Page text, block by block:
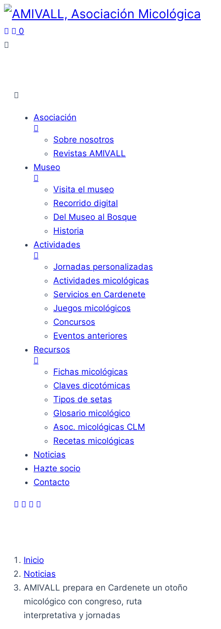
0
Asociación
Sobre nosotros
Revistas AMIVALL
Museo
Visita el museo
Recorrido digital
Del Museo al Bosque
Historia
Actividades
Jornadas personalizadas
Actividades micológicas
Servicios en Cardenete
Juegos micológicos
Concursos
Eventos anteriores
Recursos
Fichas micológicas
Claves dicotómicas
Tipos de setas
Glosario micológico
Asoc. micológicas CLM
Recetas micológicas
Noticias
Hazte socio
Contacto
Inicio
Noticias
AMIVALL prepara en Cardenete un otoño
micológico con congreso, ruta
interpretativa y jornadas